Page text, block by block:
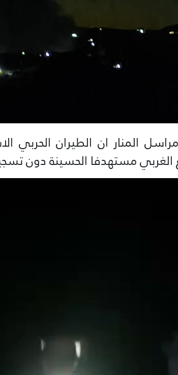
المنار ان الطيران
الغربي مستهدفا الحسينة دون